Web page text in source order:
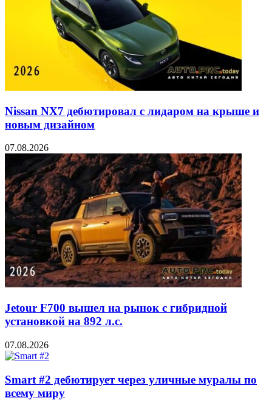
Nissan NX7 дебютировал с лидаром на крыше и
новым дизайном
07.08.2026
Jetour F700 вышел на рынок с гибридной
установкой на 892 л.с.
07.08.2026
Smart #2 дебютирует через уличные муралы по
всему миру